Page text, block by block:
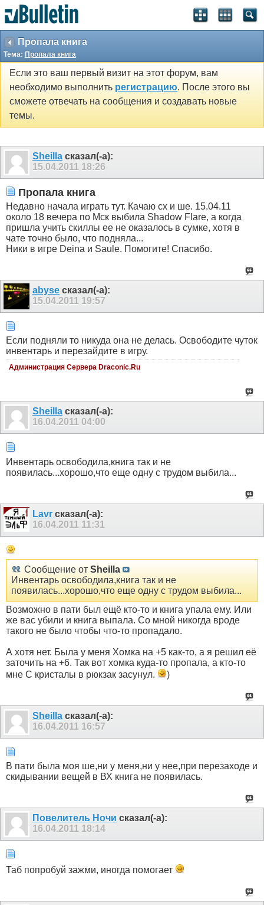
Пропала книга
Тема: Пропала книга
Если это ваш первый визит на этот форум, вам
необходимо выполнить регистрацию. После этого вы
сможете отвечать на сообщения и создавать новые
темы.
Sheilla сказал(-а):
15.04.2011 18:26
Пропала книга
Недавно начала играть тут. Качаю сх и ше. 15.04.11
около 18 вечера по Мск выбила Shadow Flare, а когда
пришла учить скиллы ее не оказалось в сумке, хотя в
чате точно было, что подняла...
Ники в игре Deina и Saule. Помогите! Спасибо.
abyse сказал(-а):
15.04.2011 19:57
Если подняли то никуда она не делась. Освободите чуток
инвентарь и перезайдите в игру.
Администрация Сервера Draconic.Ru
Sheilla сказал(-а):
16.04.2011 04:00
Инвентарь освободила,книга так и не
появилась...хорошо,что еще одну с трудом выбила...
Lavr сказал(-а):
16.04.2011 11:31
Сообщение от Sheilla
Инвентарь освободила,книга так и не
появилась...хорошо,что еще одну с трудом выбила...
Возможно в пати был ещё кто-то и книга упала ему. Или
же вас убили и книга выпала. Со мной никогда вроде
такого не было чтобы что-то пропадало.
А хотя нет. Была у меня Хомка на +5 как-то, а я решил её
заточить на +6. Так вот хомка куда-то пропала, а кто-то
мне С кристалы в рюкзак засунул.
)
Sheilla сказал(-а):
16.04.2011 16:57
В пати была моя ше,ни у меня,ни у нее,при перезаходе и
скидывании вещей в ВХ книга не появилась.
Пoвелитель Ночи сказал(-а):
16.04.2011 18:14
Таб попробуй зажми, иногда помогает